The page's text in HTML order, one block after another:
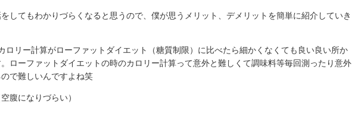
してもわかりづらくなると思うので、僕が思うメリット、デメリットを簡単に紹介していき
ロリー計算がローファットダイエット（糖質制限）に比べたら細かくなくても良い良い所か
ローファットダイエットの時のカロリー計算って意外と難しくて調味料等毎回測ったり意外
で難しいんですよね笑
腹になりづらい）